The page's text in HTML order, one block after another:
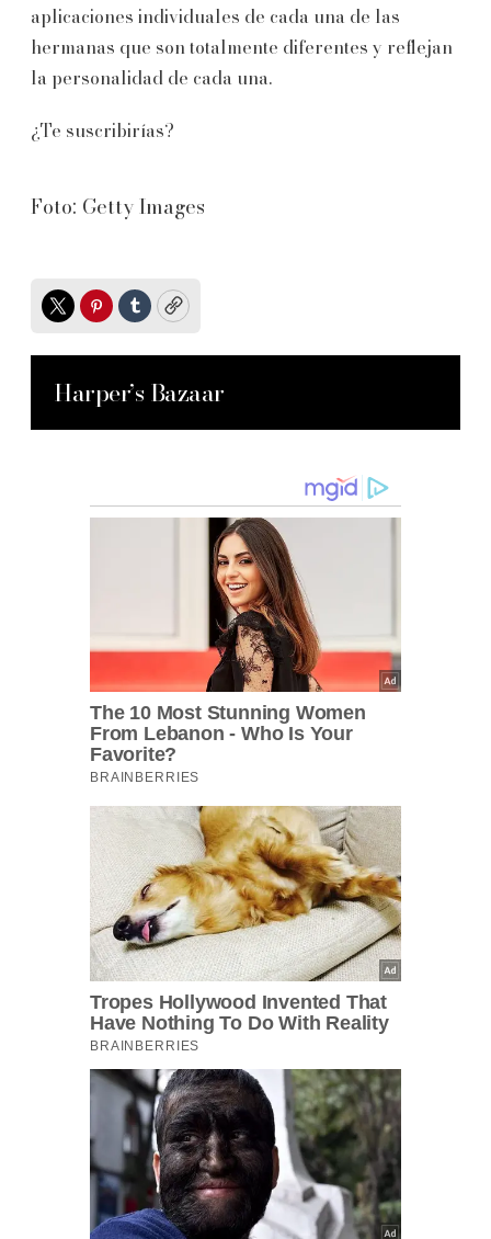
aplicaciones individuales de cada una de las
hermanas que son totalmente diferentes y reflejan
la personalidad de cada una.
¿Te suscribirías?
Foto: Getty Images
TwitterPinterest
TumblrCopy
Harper’s Bazaar